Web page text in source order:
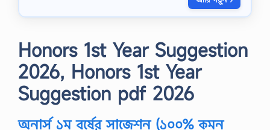
এ
র
Honors 1st Year Suggestion
2026, Honors 1st Year
Suggestion pdf 2026
অনার্স ১ম বর্ষের সাজেশন (১০০% কমন